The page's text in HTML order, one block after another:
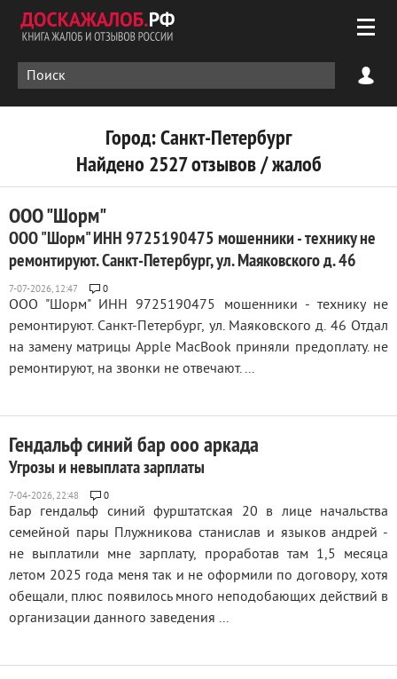
Город: Санкт-Петербург
Найдено 2527 отзывов / жалоб
ООО "Шорм"
ООО "Шорм" ИНН 9725190475 мошенники - технику не
ремонтируют. Санкт-Петербург, ул. Маяковского д. 46
0
ООО "Шорм" ИНН 9725190475 мошенники - технику не
ремонтируют. Санкт-Петербург, ул. Маяковского д. 46 Отдал
на замену матрицы Apple MacBook приняли предоплату. не
ремонтируют, на звонки не отвечают. ...
Гендальф синий бар ооо аркада
Угрозы и невыплата зарплаты
0
Бар гендальф синий фурштатская 20 в лице начальства
семейной пары Плужникова станислав и языков андрей -
не выплатили мне зарплату, проработав там 1,5 месяца
летом 2025 года меня так и не оформили по договору, хотя
обещали, плюс появилось много неподобающих действий в
организации данного заведения ...